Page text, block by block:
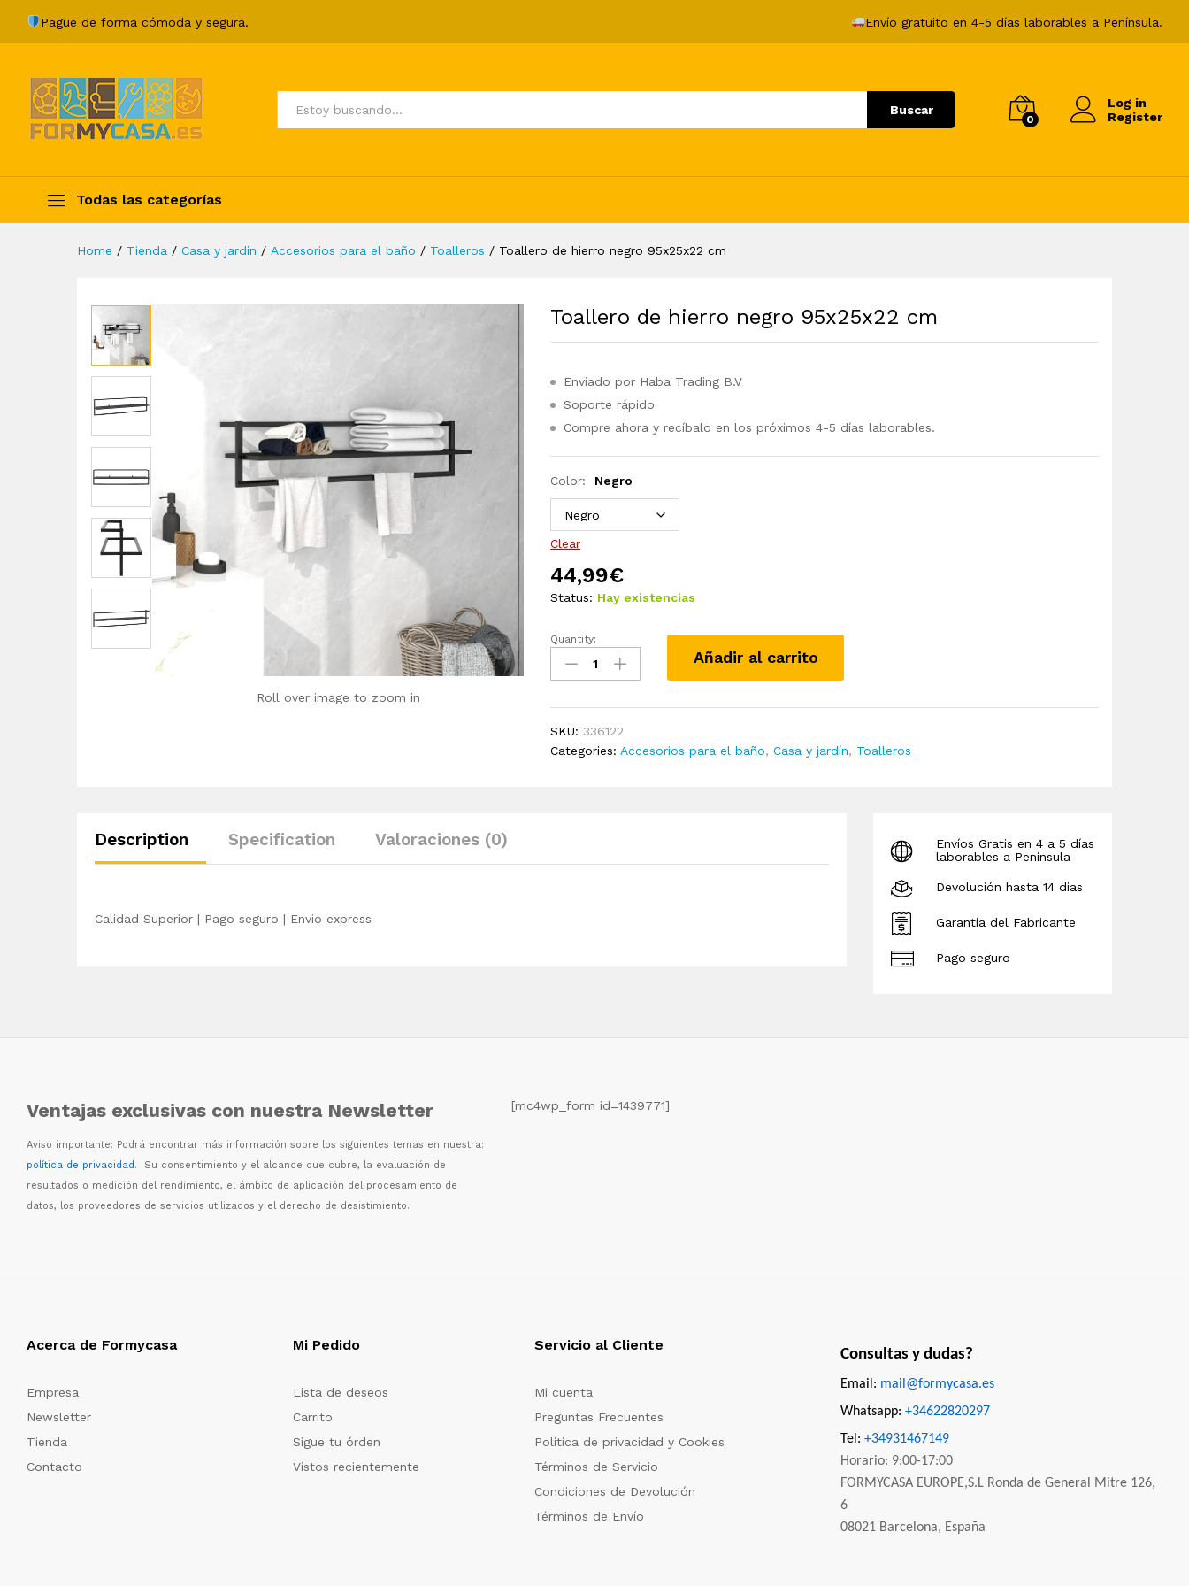
Pague de forma cómoda y segura. Envío gratuito en 4-5 días laborables a Península.
Todos Buscar
0
Log in
Register
Todas las categorías
y animales
Home / Tienda / Casa y jardín / Accesorios para el baño / Toalleros / Toallero de hierro negro 95x25x22 cm
Roll over image to zoom in
Toallero de hierro negro 95x25x22 cm
Enviado por Haba Trading B.V
Soporte rápido
Compre ahora y recíbalo en los próximos 4-5 días laborables.
Color: Negro
Clear
44,99€
Status: Hay existencias
Toallero
hierro
cm
quantity
Quantity:
Añadir al carrito
SKU:336122
Categories: Accesorios para el baño,Casa y jardín, Toalleros
Description Specification Valoraciones (0)
Calidad Superior | Pago seguro | Envio express
Envíos Gratis en 4 a 5 días
laborables a Península
Devolución hasta 14 dias
Garantía del Fabricante
Pago seguro
Ventajas exclusivas con nuestra Newsletter
Aviso importante: Podrá encontrar más información sobre los siguientes temas en nuestra:
política de privacidad. Su consentimiento y el alcance que cubre, la evaluación de
resultados o medición del rendimiento, el ámbito de aplicación del procesamiento de
datos, los proveedores de servicios utilizados y el derecho de desistimiento.
[mc4wp_form id=1439771]
Acerca de Formycasa
Empresa
Newsletter
Tienda
Contacto
Mi Pedido
Lista de deseos
Carrito
Sigue tu órden
Vistos recientemente
Servicio al Cliente
Mi cuenta
Preguntas Frecuentes
Política de privacidad y Cookies
Términos de Servicio
Condiciones de Devolución
Términos de Envío
Consultas y dudas?
Email: mail@formycasa.es
Whatsapp: +34622820297
Tel: +34931467149
Horario: 9:00-17:00
FORMYCASA EUROPE,S.L Ronda de General Mitre 126,
6
08021 Barcelona, España
Description Specification
44,99€ Añadir al carrito